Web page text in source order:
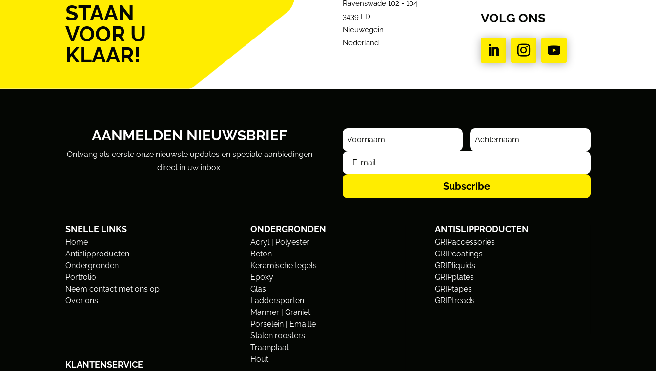
STAAN
VOOR U
KLAAR!
Ravenswade 102 - 104
3439 LD
Nieuwegein
Nederland
VOLG ONS
AANMELDEN NIEUWSBRIEF
Ontvang als eerste onze nieuwste updates en speciale aanbiedingen
direct in uw inbox.
Subscribe
SNELLE LINKS
Home
Antislipproducten
Ondergronden
Portfolio
Neem contact met ons op
Over ons
KLANTENSERVICE
ONDERGRONDEN
Acryl | Polyester
Beton
Keramische tegels
Epoxy
Glas
Laddersporten
Marmer | Graniet
Porselein | Emaille
Stalen roosters
Traanplaat
Hout
ANTISLIPPRODUCTEN
GRIPaccessories
GRIPcoatings
GRIPliquids
GRIPplates
GRIPtapes
GRIPtreads